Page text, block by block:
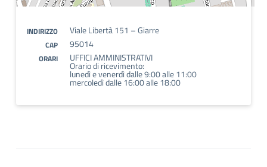
INDIRIZZO Viale Libertà 151 – Giarre
CAP 95014
ORARI UFFICI AMMINISTRATIVI
Orario di ricevimento:
lunedì e venerdì dalle 9:00 alle 11:00
mercoledì dalle 16:00 alle 18:00